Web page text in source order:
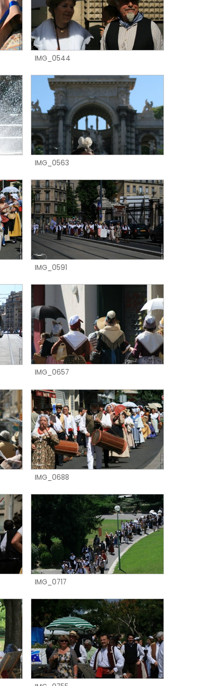
IMG_0544
IMG_0563
IMG_0591
IMG_0657
IMG_0688
IMG_0717